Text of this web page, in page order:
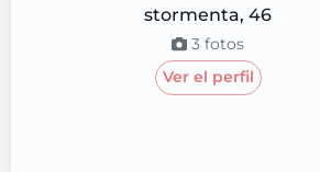
stormenta,46
3 fotos
Ver el perfil